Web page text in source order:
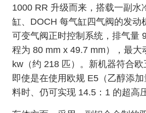
1000 RR 升级而来，搭载一副水
缸、DOCH 每气缸四气阀的发动
可变气阀正时控制系统，排气量
程为 80 mm x 49.7 mm），最大
kw（约 218 匹）。新机器符合欧
即使是在使用欧规 E5（乙醇添
料时、仍可实现 14.5：1 的超高